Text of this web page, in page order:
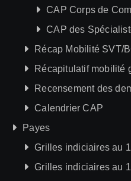
CAP Corps de
CAP des
Récap Mobilité SVT/
Récapitulatif mobilité
Recensement des
Calendrier CAP
Payes
Grilles indiciaires au
Grilles indiciaires au